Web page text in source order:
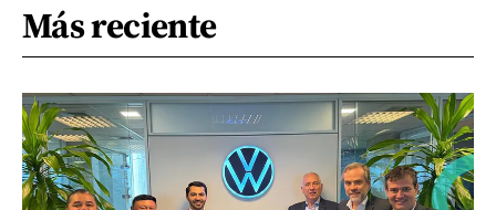
Más reciente